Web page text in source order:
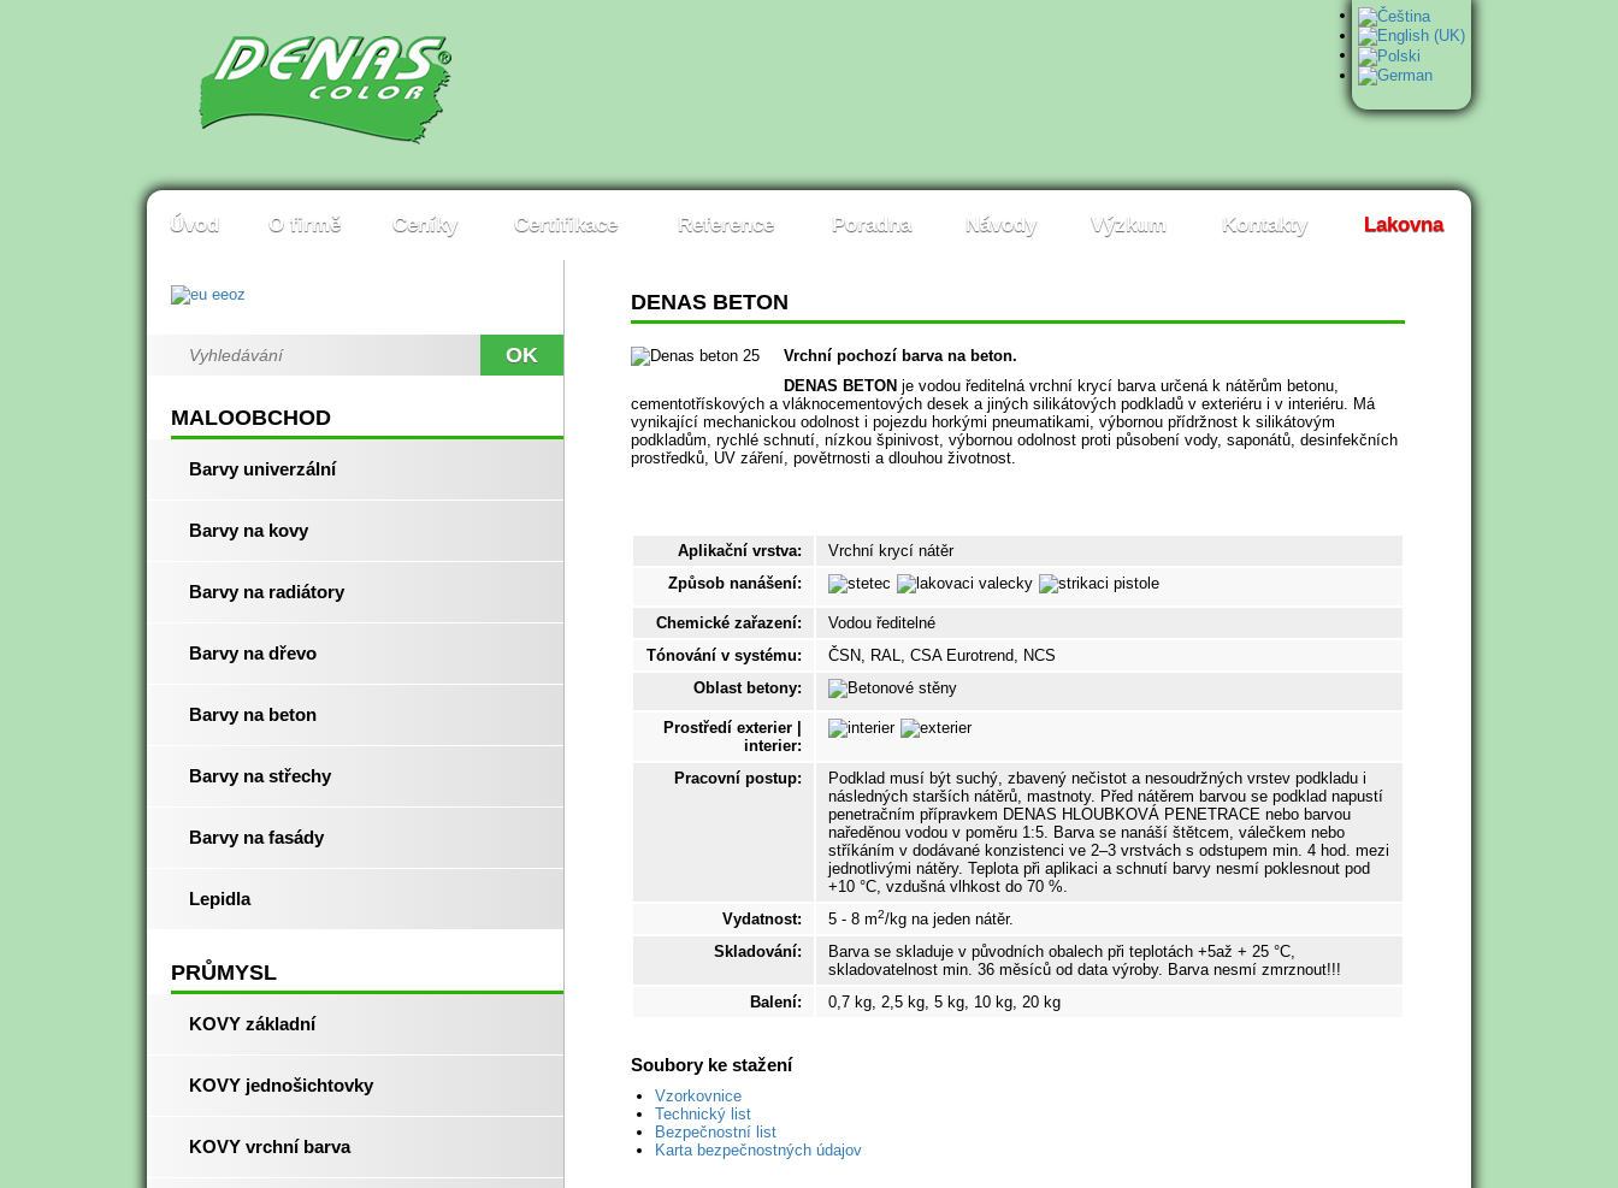
Úvod O firmě Ceníky Certifikace Reference Poradna Návody Výzkum Kontakty Lakovna
OK
MALOOBCHOD
Barvy univerzální
Barvy na kovy
Barvy na radiátory
Barvy na dřevo
Barvy na beton
Barvy na střechy
Barvy na fasády
Lepidla
PRŮMYSL
KOVY základní
KOVY jednošichtovky
KOVY vrchní barva
DENAS BETON
Vrchní pochozí barva na beton.
DENAS BETON je vodou ředitelná vrchní krycí barva určená k nátěrům betonu,
cementotřískových a vláknocementových desek a jiných silikátových podkladů v exteriéru i v interiéru. Má
vynikající mechanickou odolnost i pojezdu horkými pneumatikami, výbornou přídržnost k silikátovým
podkladům, rychlé schnutí, nízkou špinivost, výbornou odolnost proti působení vody, saponátů, desinfekčních
prostředků, UV záření, povětrnosti a dlouhou životnost.
Aplikační vrstva:
Vrchní krycí nátěr
Způsob nanášení:
Chemické zařazení:
Vodou ředitelné
Tónování v systému:
ČSN, RAL, CSA Eurotrend, NCS
Oblast betony:
Prostředí exterier |
interier:
Pracovní postup:
Podklad musí být suchý, zbavený nečistot a nesoudržných vrstev podkladu i
následných starších nátěrů, mastnoty. Před nátěrem barvou se podklad napustí
penetračním přípravkem DENAS HLOUBKOVÁ PENETRACE nebo barvou
naředěnou vodou v poměru 1:5. Barva se nanáší štětcem, válečkem nebo
stříkáním v dodávané konzistenci ve 2–3 vrstvách s odstupem min. 4 hod. mezi
jednotlivými nátěry. Teplota při aplikaci a schnutí barvy nesmí poklesnout pod
+10 °C, vzdušná vlhkost do 70 %.
Vydatnost:
5 - 8 m2/kg na jeden nátěr.
Skladování:
Barva se skladuje v původních obalech při teplotách +5až + 25 °C,
skladovatelnost min. 36 měsíců od data výroby. Barva nesmí zmrznout!!!
Balení:
0,7 kg, 2,5 kg, 5 kg, 10 kg, 20 kg
Soubory ke stažení
Vzorkovnice
Technický list
Bezpečnostní list
Karta bezpečnostných údajov